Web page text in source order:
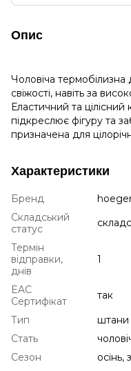
Опис
Чоловіча термобілизна
свіжості, навіть за
Еластичний та
підкреслює фігуру та
призначена для
Характеристики
Бренд
Складський
статус
Термін
відправки,
днів
1
EAC
Сертифікат
так
Тип
штани
Стать
Сезон
осінь,